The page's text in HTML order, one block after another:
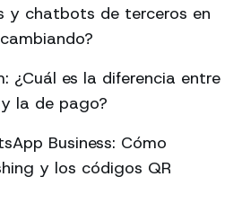
y chatbots de terceros en
¿Cuál es la diferencia entre
la de pago?
Business: Cómo
y los códigos QR